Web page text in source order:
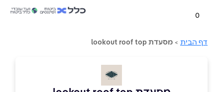
0
דף הבית > מסעדת lookout roof top